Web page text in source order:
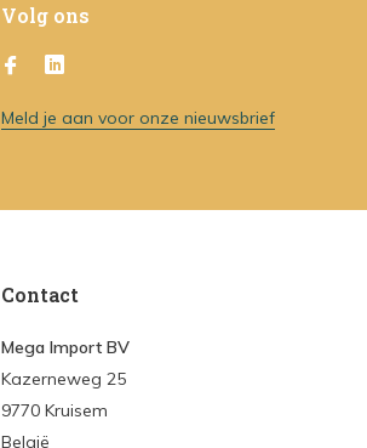
Volg ons
Meld je aan voor onze nieuwsbrief
Contact
Mega Import BV
Kazerneweg 25
9770 Kruisem
België